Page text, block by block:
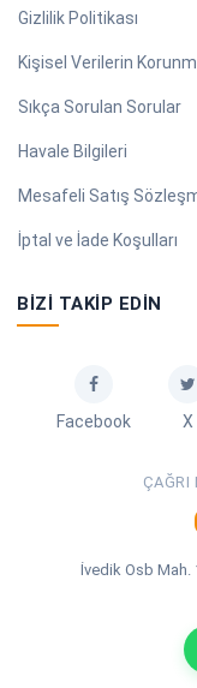
Gizlilik Politikası
Kişisel Verilerin
Sıkça Sorulan Sorular
Havale Bilgileri
Mesafeli Satış
İptal ve İade Koşulları
BIZI TAKIP EDIN
Facebook X
ÇAĞRI
İvedik Osb Mah.